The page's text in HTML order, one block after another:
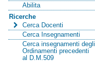
Abilita
Ricerche
Cerca Docenti
Cerca Insegnamenti
Cerca insegnamenti degli
Ordinamenti precedenti
al D.M.509